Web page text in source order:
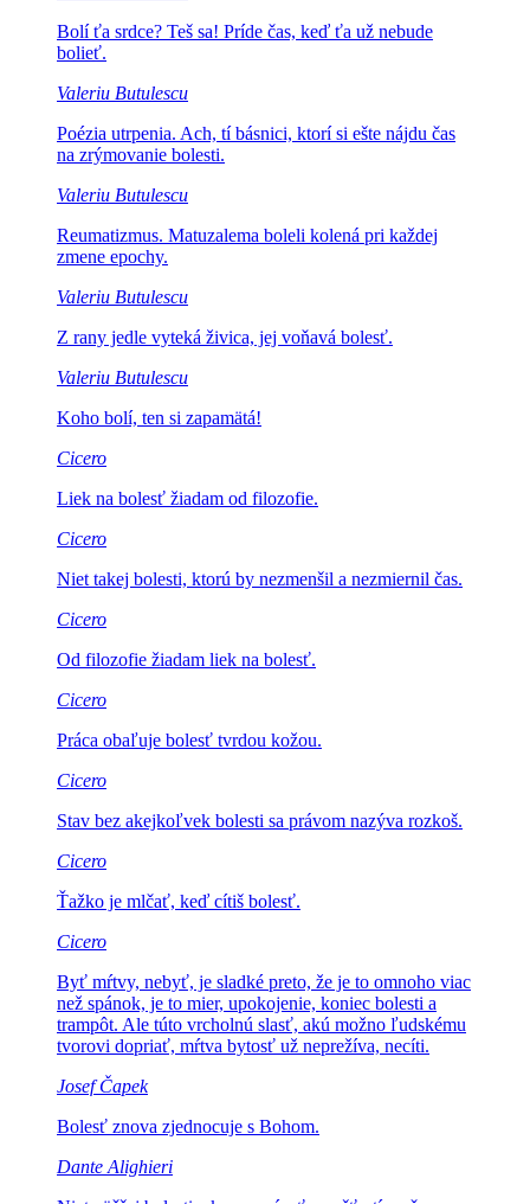
Bolí ťa srdce? Teš sa! Príde čas, keď ťa už nebude
bolieť.
Valeriu Butulescu
Poézia utrpenia. Ach, tí básnici, ktorí si ešte nájdu čas
na zrýmovanie bolesti.
Valeriu Butulescu
Reumatizmus. Matuzalema boleli kolená pri každej
zmene epochy.
Valeriu Butulescu
Z rany jedle vyteká živica, jej voňavá bolesť.
Valeriu Butulescu
Koho bolí, ten si zapamätá!
Cicero
Liek na bolesť žiadam od filozofie.
Cicero
Niet takej bolesti, ktorú by nezmenšil a nezmiernil čas.
Cicero
Od filozofie žiadam liek na bolesť.
Cicero
Práca obaľuje bolesť tvrdou kožou.
Cicero
Stav bez akejkoľvek bolesti sa právom nazýva rozkoš.
Cicero
Ťažko je mlčať, keď cítiš bolesť.
Cicero
Byť mŕtvy, nebyť, je sladké preto, že je to omnoho viac
než spánok, je to mier, upokojenie, koniec bolesti a
trampôt. Ale túto vrcholnú slasť, akú možno ľudskému
tvorovi dopriať, mŕtva bytosť už neprežíva, necíti.
Josef Čapek
Bolesť znova zjednocuje s Bohom.
Dante Alighieri